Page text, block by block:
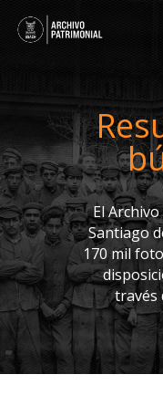
El
Santiago
170 mil
través